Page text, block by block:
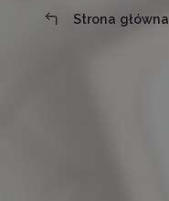
Strona główna